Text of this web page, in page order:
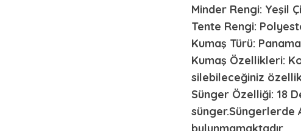
Minder Rengi: Yeşil
Tente Rengi:
Kumaş Türü:
Kumaş Özellikleri:
silebileceğiniz
Sünger Özelliği: 18
sünger.Süngerlerde